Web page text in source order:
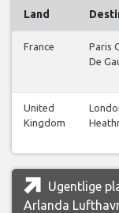
Land
France
Paris
De
United
Kingdom
Ugentlige
Arlanda